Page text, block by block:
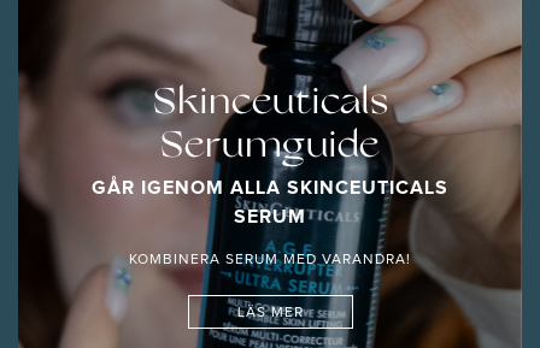
Skinceuticals
Serumguide
GÅR IGENOM ALLA SKINCEUTICALS
SERUM
KOMBINERA SERUM MED VARANDRA!
LÄS MER